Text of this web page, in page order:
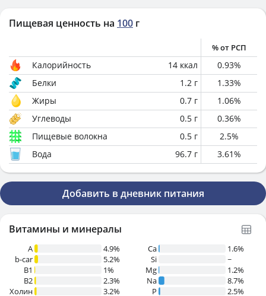
Пищевая ценность на 100 г
% от РСП
Калорийность 14 ккал 0.93%
Белки
1.2 г 1.33%
Жиры
0.7 г 1.06%
Углеводы
0.5 г 0.36%
Пищевые волокна
0.5 г 2.5%
Вода
96.7 г 3.61%
Добавить в дневник питания
Витамины и минералы
A
4.9%
b-car
5.2%
В1
1%
B2
2.3%
Холин
3.2%
Ca
1.6%
Si
~
Mg
1.2%
Na
8.7%
P
2.5%